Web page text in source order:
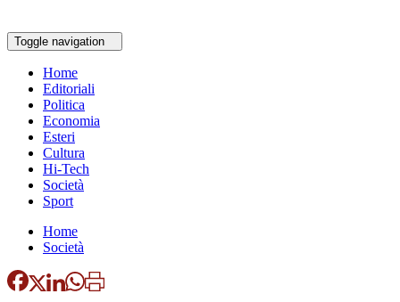
Toggle navigation
Home
Editoriali
Politica
Economia
Esteri
Cultura
Hi-Tech
Società
Sport
Home
Società